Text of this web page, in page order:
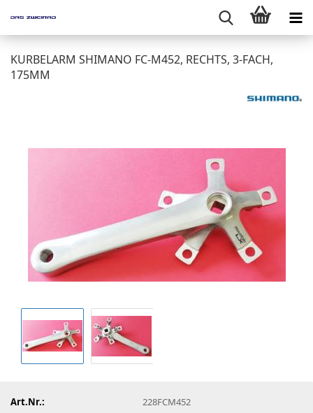
KURBELARM SHIMANO FC-M452, RECHTS, 3-FACH,
175MM
Art.Nr.:
228FCM452